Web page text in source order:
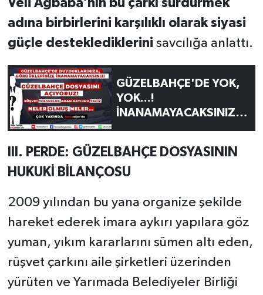
Veli Ağbaba’nın bu çarkı sürdürmek
adına birbirlerini karşılıklı olarak siyasi
güçle desteklediklerini savcılığa anlattı.
GÜZELBAHÇE'DE YOK,
YOK...!
İNANAMAYACAKSINIZ...
III. PERDE: GÜZELBAHÇE DOSYASININ
HUKUKİ BİLANÇOSU
2009 yılından bu yana organize şekilde
hareket ederek imara aykırı yapılara göz
yuman, yıkım kararlarını sümen altı eden,
rüşvet çarkını aile şirketleri üzerinden
yürüten ve Yarımada Belediyeler Birliği